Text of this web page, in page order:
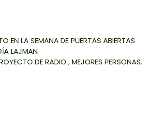
EN LA SEMANA DE PUERTAS ABIERTAS
LAJMAN
DE RADIO , MEJORES PERSONAS.